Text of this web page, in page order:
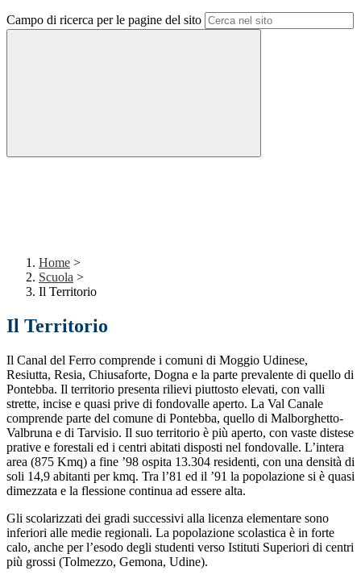
Campo di ricerca per le pagine del sito
Home >
Scuola >
Il Territorio
Il Territorio
Il Canal del Ferro comprende i comuni di Moggio Udinese,
Resiutta, Resia, Chiusaforte, Dogna e la parte prevalente di quello di
Pontebba. Il territorio presenta rilievi piuttosto elevati, con valli
strette, incise e quasi prive di fondovalle aperto. La Val Canale
comprende parte del comune di Pontebba, quello di Malborghetto-
Valbruna e di Tarvisio. Il suo territorio è più aperto, con vaste distese
prative e forestali ed i centri abitati disposti nel fondovalle. L’intera
area (875 Kmq) a fine ’98 ospita 13.304 residenti, con una densità di
soli 14,9 abitanti per kmq. Tra l’81 ed il ’91 la popolazione si è quasi
dimezzata e la flessione continua ad essere alta.
Gli scolarizzati dei gradi successivi alla licenza elementare sono
inferiori alle medie regionali. La popolazione scolastica è in forte
calo, anche per l’esodo degli studenti verso Istituti Superiori di centri
più grossi (Tolmezzo, Gemona, Udine).